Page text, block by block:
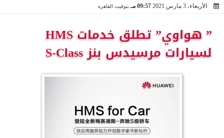
الأربعاء، 3 مارس 2021
09:57 مـ بتوقيت القاهرة
” هواوي” تطلق خدمات HMS
لسيارات مرسيدس بنز S-Class